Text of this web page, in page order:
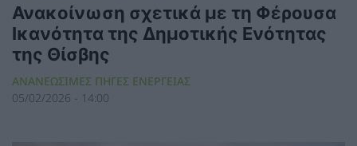
Ανακοίνωση σχετικά με τη Φέρουσα
Ικανότητα της Δημοτικής Ενότητας
της Θίσβης
ΑΝΑΝΕΩΣΙΜΕΣ ΠΗΓΕΣ ΕΝΕΡΓΕΙΑΣ
05/02/2026 - 14:00